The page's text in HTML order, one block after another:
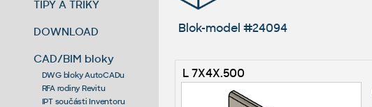
TIPY A TRIKY
DOWNLOAD
CAD/BIM bloky
DWG bloky AutoCADu
RFA rodiny Revitu
IPT součásti Inventoru
Blok-model #24094
L 7X4X.500